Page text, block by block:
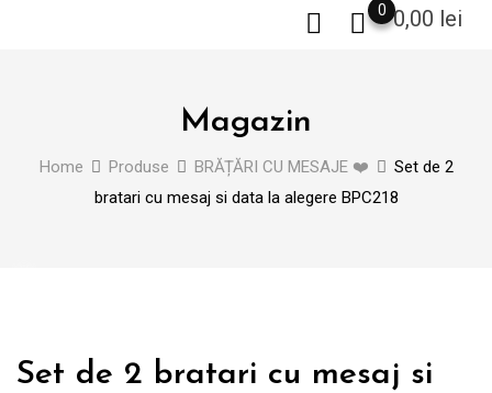
0,00 lei
0
Magazin
Home Produse BRĂȚĂRI CU MESAJE ❤️
Set de 2
bratari cu mesaj si data la alegere BPC218
Set de 2 bratari cu mesaj si